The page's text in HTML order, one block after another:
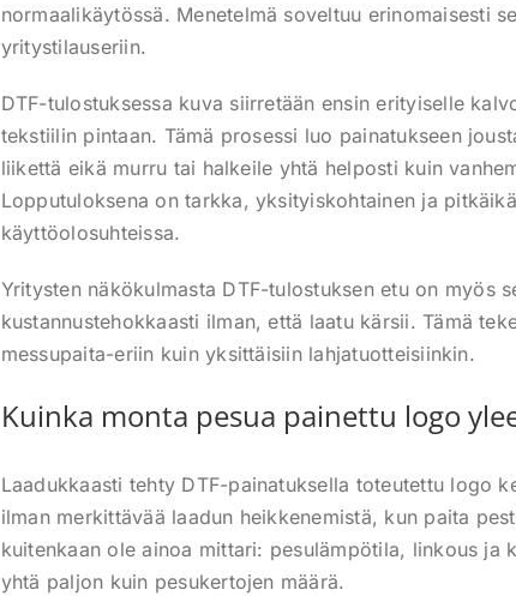
normaalikäytössä. Menetelmä soveltuu erinomaisesti
yritystilauseriin.
DTF-tulostuksessa kuva siirretään ensin erityiselle
tekstiilin pintaan. Tämä prosessi luo painatukseen
liikettä eikä murru tai halkeile yhtä helposti kuin
Lopputuloksena on tarkka, yksityiskohtainen ja
käyttöolosuhteissa.
Yritysten näkökulmasta DTF-tulostuksen etu on myös
kustannustehokkaasti ilman, että laatu kärsii. Tämä
messupaita-eriin kuin yksittäisiin lahjatuotteisiinkin.
Kuinka monta pesua painettu logo
Laadukkaasti tehty DTF-painatuksella toteutettu logo
ilman merkittävää laadun heikkenemistä, kun paita
kuitenkaan ole ainoa mittari: pesulämpötila, linkous ja
yhtä paljon kuin pesukertojen määrä.